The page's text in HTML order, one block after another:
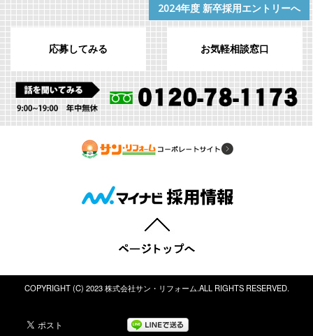
2024年度 新卒採用エントリーへ
応募してみる お気軽相談窓口
COPYRIGHT (C) 2023 株式会社サン・リフォーム.ALL RIGHTS RESERVED.